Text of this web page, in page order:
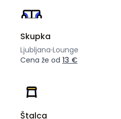
Skupka
Ljubljana Lounge
Cena že od 13 €
Štalca